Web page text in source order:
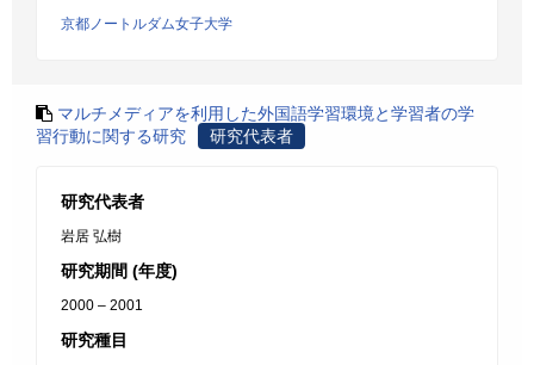
京都ノートルダム女子大学
マルチメディアを利用した外国語学習環境と学習者の学
習行動に関する研究
研究代表者
研究代表者
岩居 弘樹
研究期間 (年度)
2000 – 2001
研究種目